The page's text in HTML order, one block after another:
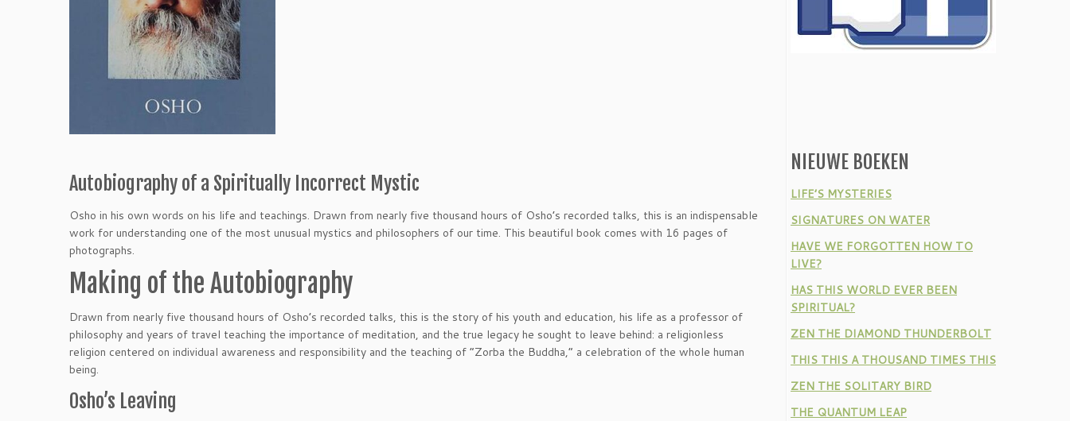
Autobiography of a Spiritually Incorrect Mystic
Osho in his own words on his life and teachings. Drawn from nearly five thousand hours of Osho’s recorded talks, this is an indispensable
work for understanding one of the most unusual mystics and philosophers of our time. This beautiful book comes with 16 pages of
photographs.
Making of the Autobiography
Drawn from nearly five thousand hours of Osho’s recorded talks, this is the story of his youth and education, his life as a professor of
philosophy and years of travel teaching the importance of meditation, and the true legacy he sought to leave behind: a religionless
religion centered on individual awareness and responsibility and the teaching of “Zorba the Buddha,” a celebration of the whole human
being.
Osho’s Leaving
NIEUWE BOEKEN
LIFE’S MYSTERIES
SIGNATURES ON WATER
HAVE WE FORGOTTEN HOW TO
LIVE?
HAS THIS WORLD EVER BEEN
SPIRITUAL?
ZEN THE DIAMOND THUNDERBOLT
THIS THIS A THOUSAND TIMES THIS
ZEN THE SOLITARY BIRD
THE QUANTUM LEAP